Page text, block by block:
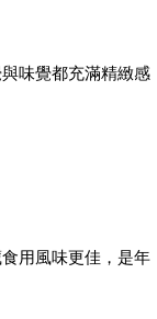
味覺都充滿精緻感
用風味更佳，是年